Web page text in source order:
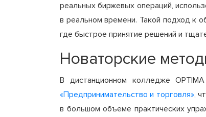
реальных биржевых операций,
в реальном времени. Такой подход к
где быстрое принятие решений и
Новаторские
В дистанционном колледже
«Предпринимательство и торговля»,
в большом объеме практических